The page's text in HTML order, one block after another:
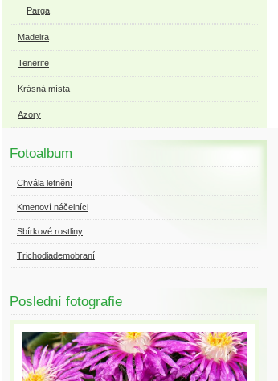
Parga
Madeira
Tenerife
Krásná místa
Azory
Fotoalbum
Chvála letnění
Kmenoví náčelníci
Sbírkové rostliny
Trichodiademobraní
Poslední fotografie